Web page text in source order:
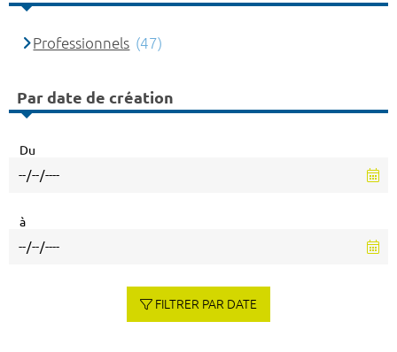
Professionnels (47)
Par date de création
Du
à
FILTRER PAR DATE